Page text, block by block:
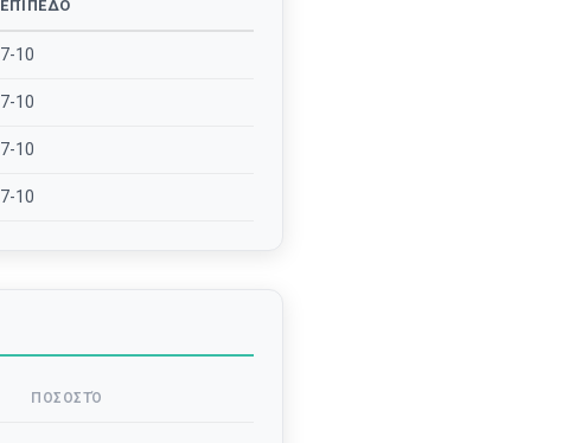
ΕΠΊΠΕΔΟ
7-10
7-10
7-10
7-10
ΠΟΣΟΣΤΌ